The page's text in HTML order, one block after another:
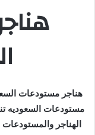
هناجر مستودعات
مستودعات السعوديه
الهناجر